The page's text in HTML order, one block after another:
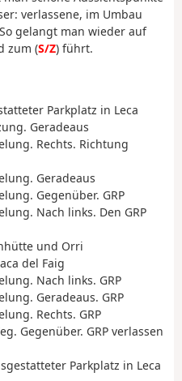
verlassene, im Umbau
gelangt man wieder auf
zum (S/Z) führt.
Parkplatz in Leca
Geradeaus
Rechts. Richtung
Geradeaus
Gegenüber. GRP
Nach links. Den GRP
und Orri
del Faig
Nach links. GRP
Geradeaus. GRP
Rechts. GRP
Gegenüber. GRP verlassen
Parkplatz in Leca